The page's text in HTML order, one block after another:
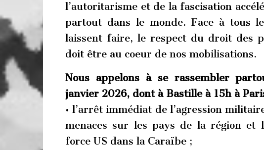
l’autoritarisme et de la fascisation
partout dans le monde. Face à tous
laissent faire, le respect du droit des
doit être au coeur de nos mobilisations.
Nous appelons à se rassembler
janvier 2026, dont à Bastille à 15h à
• l’arrêt immédiat de l’agression
menaces sur les pays de la région
force US dans la Caraïbe ;